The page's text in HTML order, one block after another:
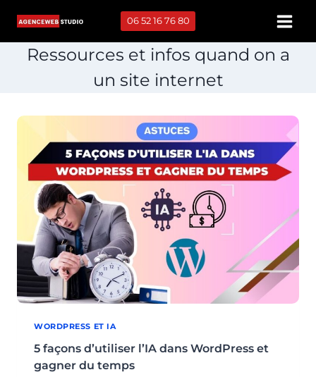
contenu
06 52 16 76 80
Ressources et infos quand on a
un site internet
WORDPRESS ET IA
5 façons d’utiliser l’IA dans WordPress et
gagner du temps